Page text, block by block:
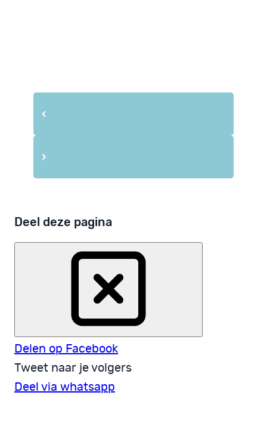
Deel deze pagina
Delen op Facebook
Tweet naar je volgers
Deel via whatsapp